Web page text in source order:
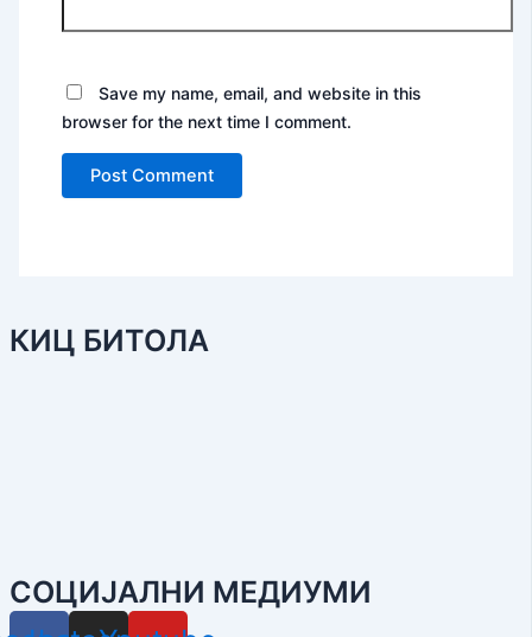
Save my name, email, and website in this
browser for the next time I comment.
КИЦ БИТОЛА
СОЦИЈАЛНИ МЕДИУМИ